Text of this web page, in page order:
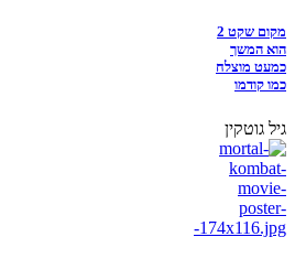
מקום שקט 2
הוא המשך
כמעט מוצלח
כמו קודמו
גיל גוטקין